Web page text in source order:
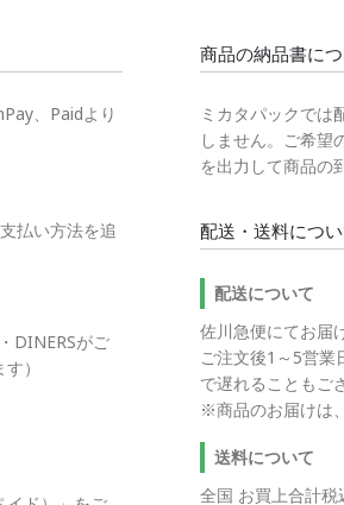
、Paidより
払い方法を追
DINERSがご
）
商品の納品書に
ミカタパックでは
しません。ご希望
を出力して商品の
配送・送料につ
配送について
佐川急便にてお届
ご注文後1～5営業
で遅れることもご
※商品のお届けは
送料について
全国 お買上合計